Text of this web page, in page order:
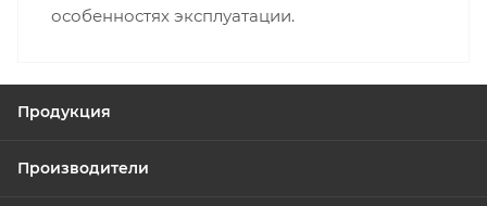
особенностях эксплуатации.
Продукция
Производители